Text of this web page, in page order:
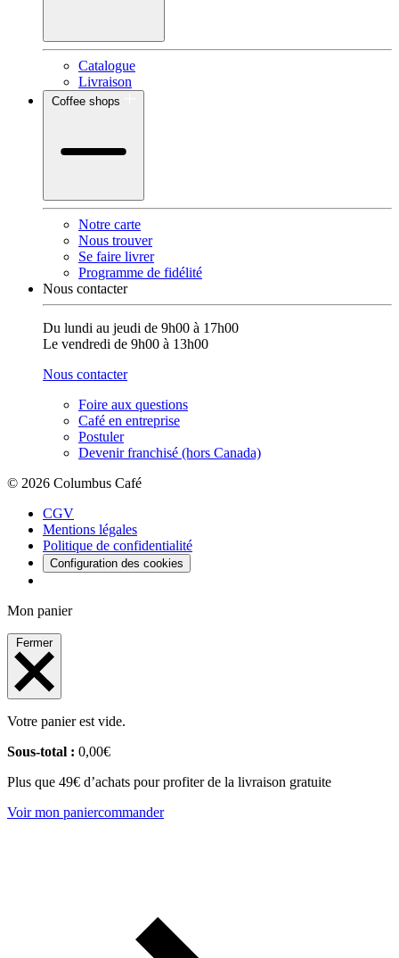
Catalogue
Livraison
Coffee shops
Notre carte
Nous trouver
Se faire livrer
Programme de fidélité
Nous contacter
Du lundi au jeudi de 9h00 à 17h00
Le vendredi de 9h00 à 13h00
Nous contacter
Foire aux questions
Café en entreprise
Postuler
Devenir franchisé (hors Canada)
© 2026 Columbus Café
CGV
Mentions légales
Politique de confidentialité
Configuration des cookies
Mon panier
Fermer
Votre panier est vide.
Sous-total : 0,00€
Plus que 49€ d’achats pour profiter de la livraison gratuite
Voir mon paniercommander